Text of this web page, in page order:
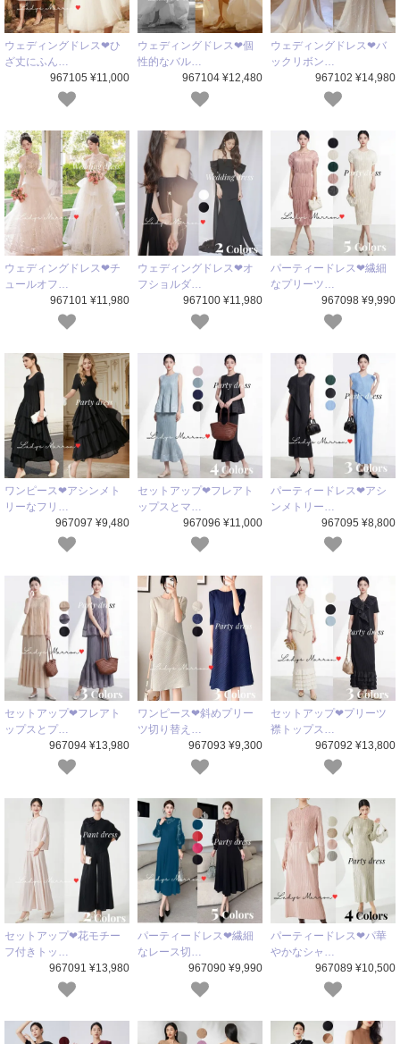
ウェディングドレス❤ひ
ざ丈にふん…
967105 ¥11,000
ウェディングドレス❤個
性的なバル…
967104 ¥12,480
ウェディングドレス❤バ
ックリボン…
967102 ¥14,980
ウェディングドレス❤チ
ュールオフ…
967101 ¥11,980
ウェディングドレス❤オ
フショルダ…
967100 ¥11,980
パーティードレス❤繊細
なプリーツ…
967098 ¥9,990
ワンピース❤アシンメト
リーなフリ…
967097 ¥9,480
セットアップ❤フレアト
ップスとマ…
967096 ¥11,000
パーティードレス❤アシ
ンメトリー…
967095 ¥8,800
セットアップ❤フレアト
ップスとプ…
967094 ¥13,980
ワンピース❤斜めプリー
ツ切り替え…
967093 ¥9,300
セットアップ❤プリーツ
襟トップス…
967092 ¥13,800
セットアップ❤花モチー
フ付きトッ…
967091 ¥13,980
パーティードレス❤繊細
なレース切…
967090 ¥9,990
パーティードレス❤パ華
やかなシャ…
967089 ¥10,500